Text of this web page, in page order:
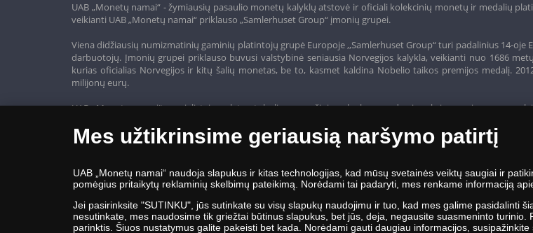
UAB „Monetų namai“ - žymiausių pasaulio monetų kalyklų atstovė ir oficiali kolekcinių monetų ir medalių
veikianti UAB „Monetų namai“ priklauso „Samlerhuset Group“ įmonių grupei.
Viena didžiausių numizmatinių gaminių platintojų grupė Europoje ,,Samlerhuset Group“ turi padalinius 14-oje
darbuotojų. Įmonių grupei priklauso buvusi valstybinė seniausia Norvegijos kalykla, veikianti nuo 1686
kurias oficialias Norvegijos ir kitų šalių monetas, be to, kasmet kaldina Nobelio taikos premijos medalį.
milijonų eurų.
UAB „Monetų namai“ specialistai nuolatos tobulina savo žinias - lanko parodas ir aukcionus visame
Mes užtikrinsime geriausią naršymo patirtį
UAB „Monetų namai“ naudoja slapukus ir kitas technologijas, kad mūsų svetainės veiktų saugiai ir
pomėgius pritaikytų reklaminių skelbimų pateikimą. Norėdami tai padaryti, mes renkame informaciją
Jei pasirinksite "SUTINKU", jūs sutinkate su visų slapukų naudojimu ir tuo, kad mes galime pasidalinti
nesutinkate, mes naudosime tik griežtai būtinus slapukus, bet jūs, deja, negausite suasmeninto
parinktis. Šiuos nustatymus galite pakeisti bet kada. Norėdami gauti daugiau informacijos, susipažinkite